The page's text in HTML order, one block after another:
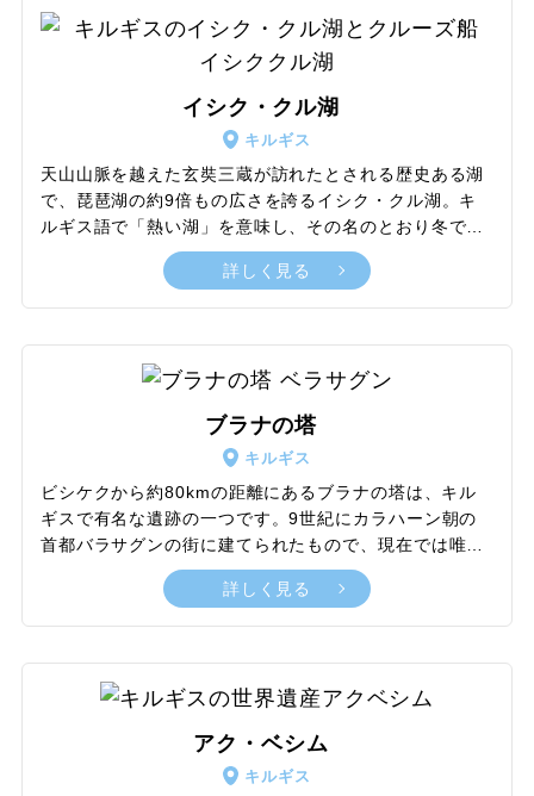
トが点在します。賑やかなバザールでは地元の生活が垣
間見られ、ドライフルーツやスパイスはお土産にも最適
の公園やエルキンディク大通りは人々の憩いの場となっ
イシク・クル湖
キルギス
天山山脈を越えた玄奘三蔵が訪れたとされる歴史ある湖
で、琵琶湖の約9倍もの広さを誇るイシク・クル湖。キ
ルギス語で「熱い湖」を意味し、その名のとおり冬でも
水温が氷点下に下がらず、塩分を含むため凍らないとい
う特徴があります。その美しいコバルトブルーの湖水は
透明度が高く、湖底には古代都市遺跡が眠っています。
なり、ユルタキャンプから高級リゾートまで多様な宿泊
施設があります。とくに夏場は首都ビシケクより涼し
く、避暑地としても人気です。また、湖の北側には約
4000年前の岩絵が残るチョルポン・アタもあり、歴史と
自然を楽しむ絶好のスポットとなっています。
詳しく見る
ブラナの塔
キルギス
ビシケクから約80kmの距離にあるブラナの塔は、キル
ギスで有名な遺跡の一つです。9世紀にカラハーン朝の
首都バラサグンの街に建てられたもので、現在では唯一
残っている建造物です。塔の近くには、死者を称えるた
めに作られたバルバルと呼ばれる石人のコレクションが
あり、これらは6世紀ごろから建てられ始めたといわれ
シルクロードとキルギスの歴史を伝える工芸品や陶器、
ブラナの塔と周辺の遺跡、そしてこの博物館は、この地
域がかつて交易の中心地であり、多様な文化と歴史が存
詳しく見る
アク・ベシム
キルギス